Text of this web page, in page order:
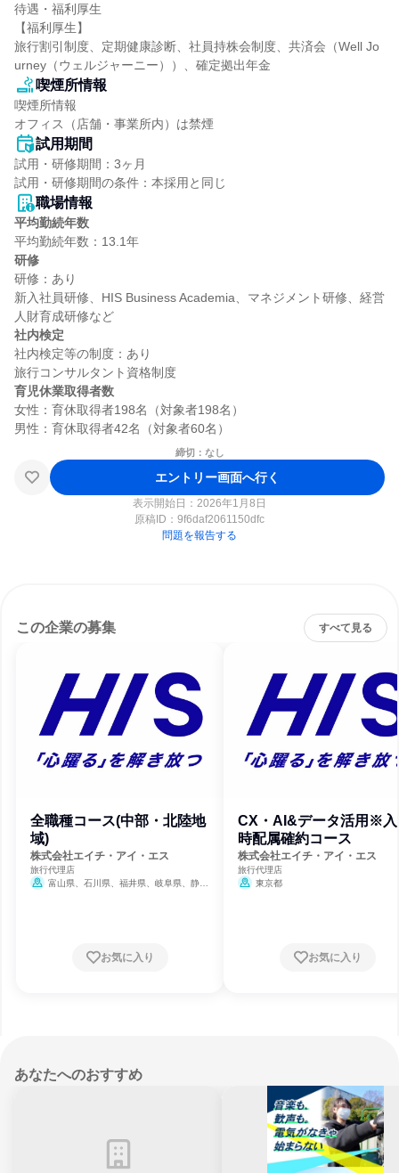
待遇・福利厚生
【福利厚生】
旅行割引制度、定期健康診断、社員持株会制度、共済会（Well Jo
urney（ウェルジャーニー））、確定拠出年金
喫煙所情報
喫煙所情報
オフィス（店舗・事業所内）は禁煙
試用期間
試用・研修期間：3ヶ月
職場情報
平均勤続年数
研修
研修：あり
新入社員研修、HIS Business Academia、マネジメント研修、経営
社内検定
社内検定等の制度：あり
育児休業取得者数
女性：育休取得者198名（対象者198名）
締切：なし
エントリー画面へ行く
表示開始日：2026年1月8日
原稿ID： 9f6daf2061150dfc
問題を報告する
この企業の募集 すべて見る
全職種コース(中部・北陸地
域)
株式会社エイチ・アイ・エス
旅行代理店
富山県、石川県、福井県、岐阜県、静岡
お気に入り
CX・AI&データ活用※入
時配属確約コース
株式会社エイチ・アイ・エス
旅行代理店
東京都
お気に入り
あなたへのおすすめ